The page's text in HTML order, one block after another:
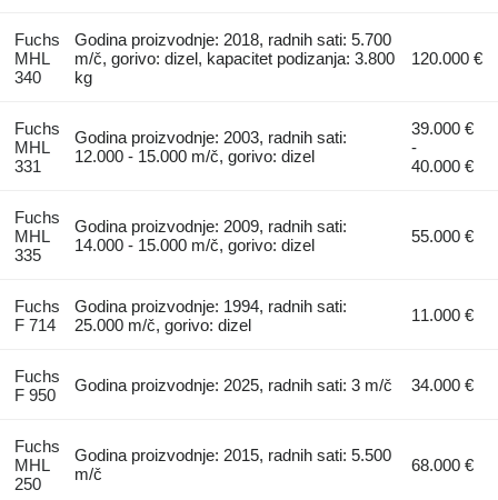
Fuchs
MHL
340
Godina proizvodnje: 2018, radnih sati: 5.700
m/č, gorivo: dizel, kapacitet podizanja: 3.800
kg
120.000 €
Fuchs
MHL
331
Godina proizvodnje: 2003, radnih sati:
12.000 - 15.000 m/č, gorivo: dizel
39.000 €
-
40.000 €
Fuchs
MHL
335
Godina proizvodnje: 2009, radnih sati:
14.000 - 15.000 m/č, gorivo: dizel
55.000 €
Fuchs
F 714
Godina proizvodnje: 1994, radnih sati:
25.000 m/č, gorivo: dizel
11.000 €
Fuchs
F 950
Godina proizvodnje: 2025, radnih sati: 3 m/č 34.000 €
Fuchs
MHL
250
Godina proizvodnje: 2015, radnih sati: 5.500
m/č
68.000 €